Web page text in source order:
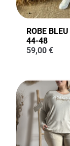
ROBE
44-48
59,00 €